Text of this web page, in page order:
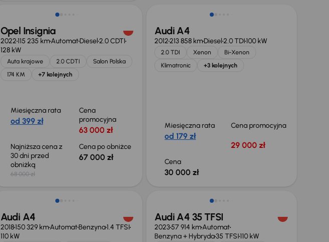
Opel Insignia
2022115 235 kmAutomatDiesel2.0 CDTI
128 kW
Auta krajowe 2.0 CDTI
Salon Polska
174 KM
+7 kolejnych
Miesięczna rata
od 399 zł
Cena
promocyjna
63 000 zł
Najniższa cena z
30 dni przed
obniżką
68 000 zł
Cena po obniżce
67 000 zł
Audi A4
2012213 858 kmDiesel2.0 TDI100 kW
2.0 TDI Xenon
Bi-Xenon
Klimatronic
+3 kolejnych
Miesięczna rata
od 179 zł
Cena promocyjna
29 000 zł
Cena
30 000 zł
Taniej o 1 000 zł
Audi A4
2018150 329 kmAutomatBenzyna1.4 TFSI
110 kW
Audi A4 35 TFSI
202357 914 kmAutomat
Benzyna + Hybryda35 TFSI110 kW